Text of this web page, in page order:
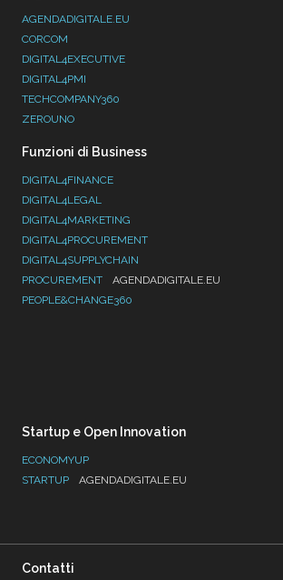
AGENDADIGITALE.EU
CORCOM
DIGITAL4EXECUTIVE
DIGITAL4PMI
TECHCOMPANY360
ZEROUNO
Funzioni di Business
DIGITAL4FINANCE
DIGITAL4LEGAL
DIGITAL4MARKETING
DIGITAL4PROCUREMENT
DIGITAL4SUPPLYCHAIN
PROCUREMENT
AGENDADIGITALE.EU
PEOPLE&CHANGE360
Startup e Open Innovation
ECONOMYUP
STARTUP
AGENDADIGITALE.EU
Contatti